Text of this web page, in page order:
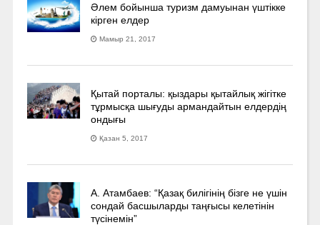
Әлем бойынша туризм дамуынан үштікке
кірген елдер
Мамыр 21, 2017
Қытай порталы: қыздары қытайлық жігітке
тұрмысқа шығуды армандайтын елдердің
ондығы
Қазан 5, 2017
А. Атамбаев: “Қазақ билігінің бізге не үшін
сондай басшыларды таңғысы келетінін
түсінемін”